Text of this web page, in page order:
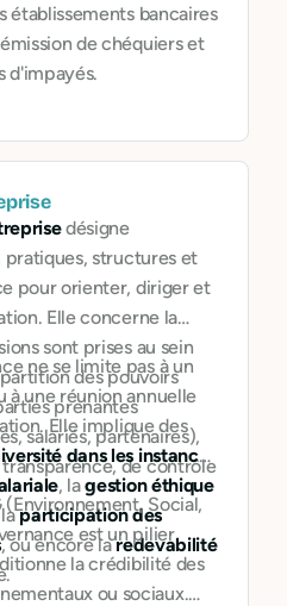
établissements bancaires
de chéquiers et
d'impayés.
désigne
pratiques, structures et
pour orienter, diriger et
Elle concerne la
sont prises au sein
des pouvoirs
prenantes
salariés, partenaires),
de contrôle
ne se limite pas à un
à une réunion annuelle
Elle implique des
dans les instances
, lagestion éthique
laparticipation des
, ou encore laredevabilité
(Environnement, Social,
est un pilier
la crédibilité des
ou sociaux.